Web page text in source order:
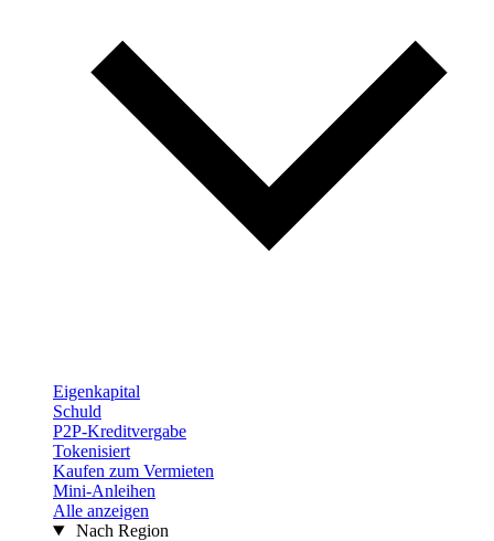
Eigenkapital
Schuld
P2P-Kreditvergabe
Tokenisiert
Kaufen zum Vermieten
Mini-Anleihen
Alle anzeigen
Nach Region